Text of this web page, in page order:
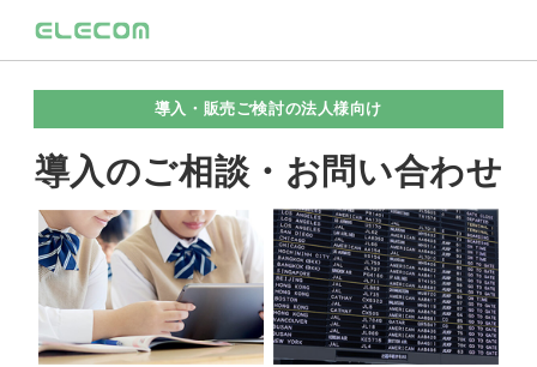
導入・販売ご検討の法人様向け
導入のご相談・お問い合わせ